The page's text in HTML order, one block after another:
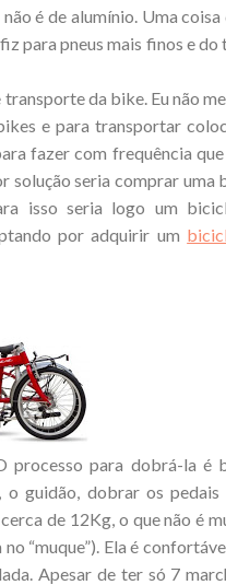
é de alumínio. Uma coisa
para pneus mais finos e do
da bike. Eu não
e para transportar
fazer com frequência que
solução seria comprar uma
isso seria logo um
por adquirir um
processo para dobrá-la é
o guidão, dobrar os pedais
de 12Kg, o que não é
“muque”). Ela é
Apesar de ter só 7